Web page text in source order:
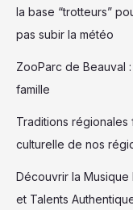
la base “trotteurs”
pas subir la météo
ZooParc de Beauval
famille
Traditions
culturelle de nos
Découvrir la
et Talents